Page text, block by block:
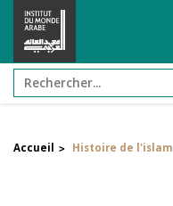
Filtrer par attribut
Accueil > Histoire de l'islam